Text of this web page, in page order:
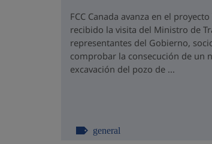
FCC Canada avanza en el
recibido la visita del Ministro de
representantes del Gobierno,
comprobar la consecución de un
excavación del pozo de ...
general